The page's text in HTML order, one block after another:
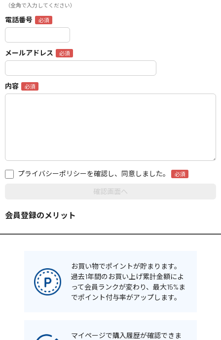
（全角で入力してください）
電話番号
メールアドレス
内容
プライバシーポリシーを確認し、同意しました。
会員登録のメリット
お買い物でポイントが貯まります。
過去1年間のお買い上げ累計金額によ
って会員ランクが変わり、最大15%ま
でポイント付与率がアップします。
マイページで購入履歴が確認できま